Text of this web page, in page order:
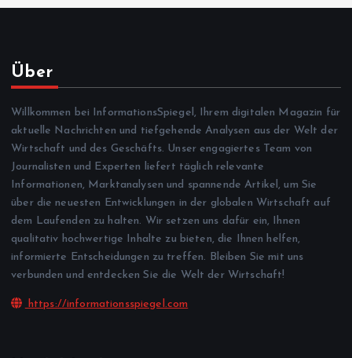
Über
Willkommen bei InformationsSpiegel, Ihrem digitalen Magazin für
aktuelle Nachrichten und tiefgehende Analysen aus der Welt der
Wirtschaft und des Geschäfts. Unser engagiertes Team von
Journalisten und Experten liefert täglich relevante
Informationen, Marktanalysen und spannende Artikel, um Sie
über die neuesten Entwicklungen in der globalen Wirtschaft auf
dem Laufenden zu halten. Wir setzen uns dafür ein, Ihnen
qualitativ hochwertige Inhalte zu bieten, die Ihnen helfen,
informierte Entscheidungen zu treffen. Bleiben Sie mit uns
verbunden und entdecken Sie die Welt der Wirtschaft!
https://informationsspiegel.com